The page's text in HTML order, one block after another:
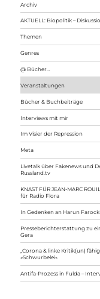
Archiv
AKTUELL: Biopolitik –
Themen
Genres
@ Bücher…
Veranstaltungen
Bücher & Buchbeiträge
Interviews mit mir
Im Visier der Repression
Meta
Livetalk über Fakenews und
Russland.tv
KNAST FÜR JEAN-MARC
für Radio Flora
In Gedenken an Harun Farocki
Presseberichterstattung zu
Gera
„Corona & linke Kritik(un)
»Schwurbelei«
Antifa-Prozess in Fulda –